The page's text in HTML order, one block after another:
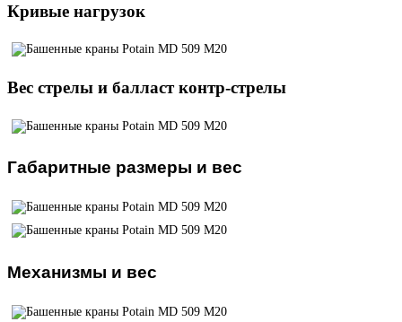
Кривые нагрузок
Вес стрелы и балласт контр-стрелы
Габаритные размеры и вес
Механизмы и вес